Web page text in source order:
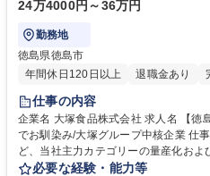
24万4000円～36万円
勤務地
徳島県徳島市
年間休日120日以上
退職金あり
仕事の内容
企業名 大塚食品株式会社 求人名 【徳島/生産技術】ボンカレー・MATCH
でお馴染み/大塚グループ中核企業 仕事の内容 加工食品・菓子・飲料な
ど、当社主力カテゴリーの量産化およ
す。“開発力 × 生産技術力”を支えるコ
必要な経験・能力等